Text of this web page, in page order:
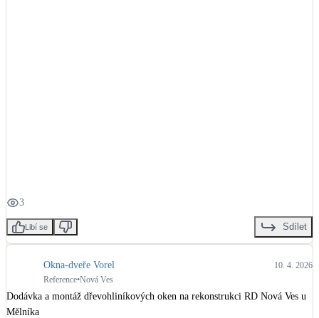
Retence deštové vody
Zelená střecha NEW
3
Libí se Sdílet
Okna-dveře Vorel
10. 4. 2026
Reference•Nová Ves
Dodávka a montáž dřevohliníkových oken na rekonstrukci RD Nová Ves u
Mělníka